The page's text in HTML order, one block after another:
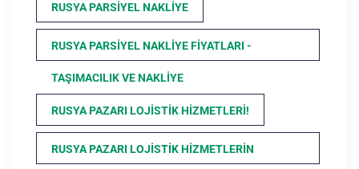
RUSYA PARSIYEL NAKLIYE
RUSYA PARSIYEL NAKLIYE FIYATLARI -
TAŞIMACILIK VE NAKLIYE
RUSYA PAZARI LOJISTIK HIZMETLERI!
RUSYA PAZARI LOJISTIK HIZMETLERIN